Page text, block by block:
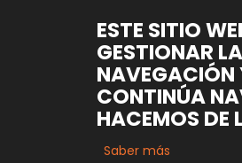
ESTE SITIO
GESTIONAR
NAVEGACIÓN
CONTINÚA
HACEMOS DE
Saber más